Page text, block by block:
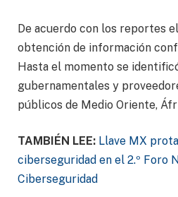
De acuerdo con los reportes
obtención de información
Hasta el momento se
gubernamentales y
públicos de Medio Oriente,
TAMBIÉN LEE: Llave MX
ciberseguridad en el 2.º Foro
Ciberseguridad